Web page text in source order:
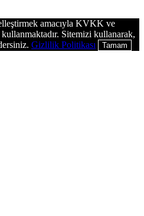
amacıyla KVKK ve
Sitemizi kullanarak,
Gizlilik Politikası Tamam